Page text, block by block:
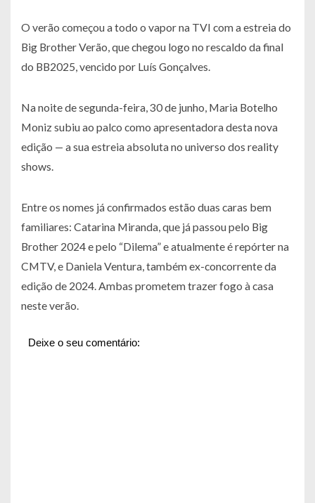
O verão começou a todo o vapor na TVI com a estreia do
Big Brother Verão, que chegou logo no rescaldo da final
do BB2025, vencido por Luís Gonçalves.
Na noite de segunda-feira, 30 de junho, Maria Botelho
Moniz subiu ao palco como apresentadora desta nova
edição — a sua estreia absoluta no universo dos reality
shows.
Entre os nomes já confirmados estão duas caras bem
familiares: Catarina Miranda, que já passou pelo Big
Brother 2024 e pelo “Dilema” e atualmente é repórter na
CMTV, e Daniela Ventura, também ex-concorrente da
edição de 2024. Ambas prometem trazer fogo à casa
neste verão.
Deixe o seu comentário: